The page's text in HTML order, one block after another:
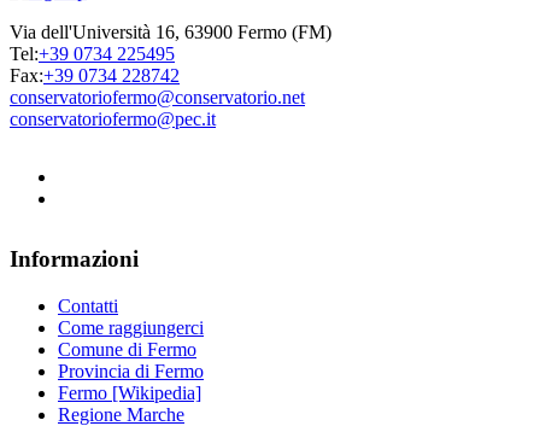
Via dell'Università 16, 63900 Fermo (FM)
Tel:+39 0734 225495
Fax:+39 0734 228742
conservatoriofermo@conservatorio.net
conservatoriofermo@pec.it
Informazioni
Contatti
Come raggiungerci
Comune di Fermo
Provincia di Fermo
Fermo [Wikipedia]
Regione Marche